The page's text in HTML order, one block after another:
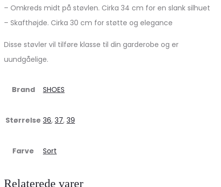
– Omkreds midt på støvlen. Cirka 34 cm for en slank silhuet
– Skafthøjde. Cirka 30 cm for støtte og elegance
Disse støvler vil tilføre klasse til din garderobe og er
uundgåelige.
Brand SHOES
Størrelse 36, 37, 39
Farve Sort
Relaterede varer